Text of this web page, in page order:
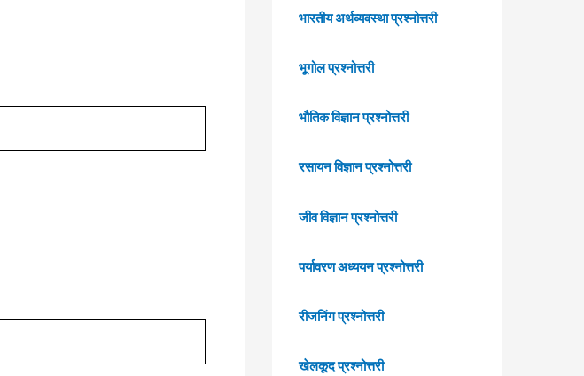
भारतीय अर्थव्यवस्था प्रश्नोत्तरी
भूगोल प्रश्नोत्तरी
भौतिक विज्ञान प्रश्नोत्तरी
रसायन विज्ञान प्रश्नोत्तरी
जीव विज्ञान प्रश्नोत्तरी
पर्यावरण अध्ययन प्रश्नोत्तरी
रीजनिंग प्रश्नोत्तरी
खेलकूद प्रश्नोत्तरी